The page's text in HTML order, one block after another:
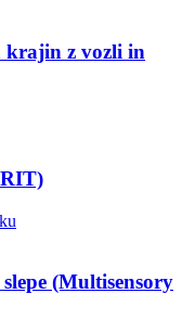
krajin z vozli in
(Multisensory